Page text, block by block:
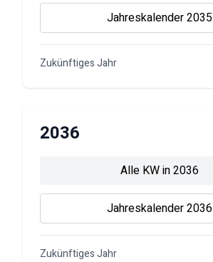
Jahreskalender2035
Zukünftiges Jahr
2036
Alle KW in2036
Jahreskalender2036
Zukünftiges Jahr